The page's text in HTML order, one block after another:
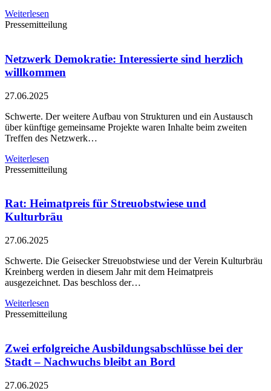
Weiterlesen
Pressemitteilung
Netzwerk Demokratie: Interessierte sind herzlich
willkommen
27.06.2025
Schwerte. Der weitere Aufbau von Strukturen und ein Austausch
über künftige gemeinsame Projekte waren Inhalte beim zweiten
Treffen des Netzwerk…
Weiterlesen
Pressemitteilung
Rat: Heimatpreis für Streuobstwiese und
Kulturbräu
27.06.2025
Schwerte. Die Geisecker Streuobstwiese und der Verein Kulturbräu
Kreinberg werden in diesem Jahr mit dem Heimatpreis
ausgezeichnet. Das beschloss der…
Weiterlesen
Pressemitteilung
Zwei erfolgreiche Ausbildungsabschlüsse bei der
Stadt – Nachwuchs bleibt an Bord
27.06.2025